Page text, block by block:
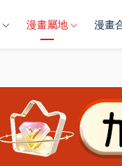
漫畫屬地 漫畫